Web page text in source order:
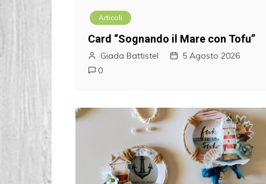
a
Articoli
Card “Sognando il Mare con Tofu”
Giada Battistel
5 Agosto 2026
0